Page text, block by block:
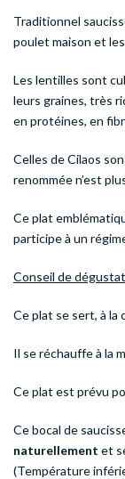
Traditionnel
poulet maison et
Les lentilles sont
leurs graines, très
en protéines, en
Celles de Cilaos
renommée n’est
Ce plat
participe à un
Conseil de
Ce plat se sert, à la
Il se réchauffe à la
Ce plat est prévu
Ce bocal de
naturellement et
(Température